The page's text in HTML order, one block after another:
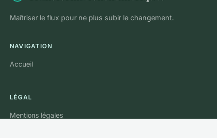
Maîtriser le flux pour ne plus subir le changement.
NAVIGATION
Accueil
LÉGAL
Mentions légales